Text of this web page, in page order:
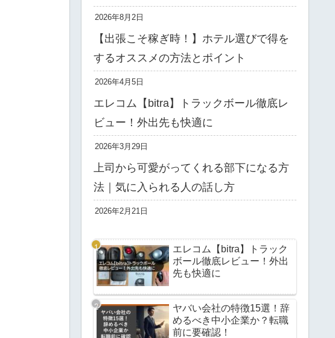
2026年8月2日
【出張こそ稼ぎ時！】ホテル選びで得を
するオススメの方法とポイント
2026年4月5日
エレコム【bitra】トラックボール徹底レ
ビュー！外出先も快適に
2026年3月29日
上司から可愛がってくれる部下になる方
法｜気に入られる人の話し方
2026年2月21日
エレコム【bitra】トラック
ボール徹底レビュー！外出
先も快適に
ヤバい会社の特徴15選！辞
めるべき中小企業か？転職
前に要確認！